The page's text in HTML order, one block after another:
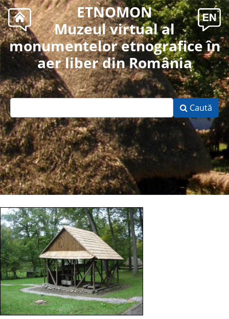
ETNOMON
Muzeul virtual al
monumentelor etnografice în
aer liber din România
Caută